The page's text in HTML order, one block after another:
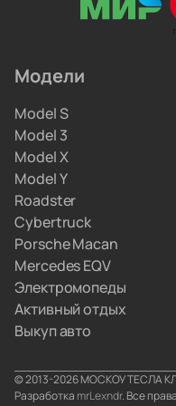
и ремонтируют
не хотят вникать в
Вы просто забираете
машину, а с
разбираемся мы.
Модели
Model S
Model 3
Model X
Model Y
Roadster
Cybertruck
Porsche Macan
Mercedes EQV
Электромопеды
Активный отдых
Выкуп авто
© 2013-2026 МОСКОУ ТЕСЛА
Разработка mrLexndr. Все